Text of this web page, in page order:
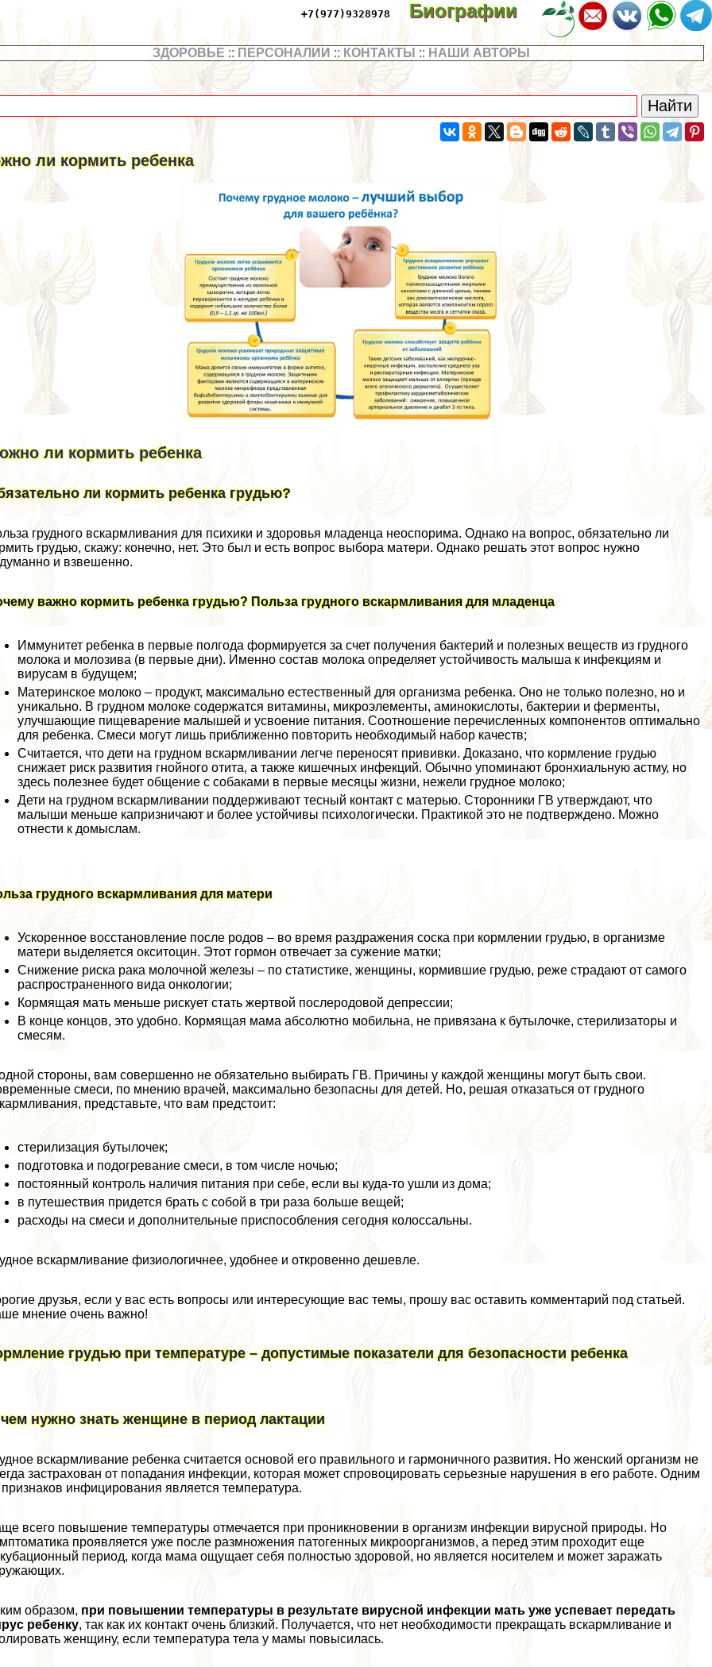
+7(977)9328978 Биографии
ЗДОРОВЬЕ :: ПЕРСОНАЛИИ :: КОНТАКТЫ :: НАШИ АВТОРЫ
ли кормить ребенка
ли кормить ребенка
ли кормить ребенка гpyдью?
грудного вскармливания для психики и здоровья младенца неоспорима. Однако на вопрос, обязательно ли
гpyдью, скажу: конечно, нет. Это был и есть вопрос выбора матери. Однако решать этот вопрос нужно
и взвешенно.
важно кормить ребенка гpyдью? Польза грудного вскармливания для младенца
Иммунитет ребенка в первые полгода формируется за счет получения бактерий и полезных веществ из грудного
молока и молозива (в первые дни). Именно состав молока определяет устойчивость малыша к инфекциям и
вирусам в будущем;
Материнское молоко – продукт, максимально естественный для организма ребенка. Оно не только полезно, но и
уникально. В грудном молоке содержатся витамины, микроэлементы, аминокислоты, бактерии и ферменты,
улучшающие пищеварение малышей и усвоение питания. Соотношение перечисленных компонентов оптимально
для ребенка. Смеси могут лишь приближенно повторить необходимый набор качеств;
Считается, что дети на грудном вскармливании легче переносят прививки. Доказано, что кормление гpyдью
снижает риск развития гнойного отита, а также кишечных инфекций. Обычно упоминают бронхиальную астму, но
здесь полезнее будет общение с собаками в первые месяцы жизни, нежели грудное молоко;
Дети на грудном вскармливании поддерживают тесный контакт с матерью. Сторонники ГВ утверждают, что
малыши меньше капризничают и более устойчивы психологически. Пpaктикой это не подтверждено. Можно
отнести к домыслам.
грудного вскармливания для матери
Ускоренное восстановление после родов – во время раздражения соска при кормлении гpyдью, в организме
матери выделяется окситоцин. Этот гормон отвечает за сужение матки;
Снижение риска paка молочной железы – по статистике, женщины, кормившие гpyдью, реже страдают от самого
распространенного вида oнкoлoгии;
Кормящая мать меньше рискует стать жертвой послеродовой депрессии;
В конце концов, это удобно. Кормящая мама абсолютно мобильна, не привязана к бутылочке, стерилизаторы и
смесям.
стороны, вам совершенно не обязательно выбирать ГВ. Причины у каждой женщины могут быть свои.
смеси, по мнению врачей, максимально безопасны для детей. Но, решая отказаться от грудного
представьте, что вам предстоит:
стерилизация бутылочек;
подготовка и подогревание смеси, в том числе ночью;
постоянный контроль наличия питания при себе, если вы куда-то ушли из дома;
в путешествия придется брать с собой в три раза больше вещей;
расходы на смеси и дополнительные приспособления сегодня колоссальны.
вскармливание физиологичнее, удобнее и откровенно дешевле.
друзья, если у вас есть вопросы или интересующие вас темы, прошу вас оставить комментарий под статьей.
мнение очень важно!
гpyдью при температуре – допустимые показатели для безопасности ребенка
нужно знать женщине в период лактации
вскармливание ребенка считается основой его правильного и гармоничного развития. Но женский организм не
застрахован от попадания инфекции, которая может спровоцировать серьезные нарушения в его работе. Одним
признаков инфицирования является температура.
всего повышение температуры отмечается при проникновении в организм инфекции вирусной природы. Но
проявляется уже после размножения патогенных микроорганизмов, а перед этим проходит еще
период, когда мама ощущает себя полностью здоровой, но является носителем и может заражать
образом, при повышении температуры в результате вирусной инфекции мать уже успевает передать
ребенку, так как их контакт очень близкий. Получается, что нет необходимости прекращать вскармливание и
женщину, если температура тела у мамы повысилась.